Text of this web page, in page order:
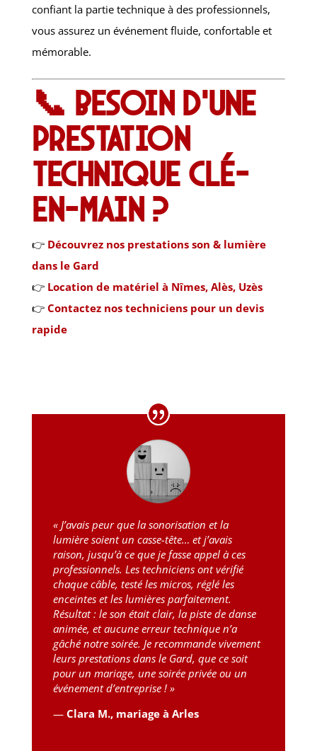
confiant la partie technique à des professionnels,
vous assurez un événement fluide, confortable et
mémorable.
📞 Besoin d’une
prestation
technique clé-
en-main ?
👉 Découvrez nos prestations son & lumière
dans le Gard
👉 Location de matériel à Nîmes, Alès, Uzès
👉 Contactez nos techniciens pour un devis
rapide
« J’avais peur que la sonorisation et la
lumière soient un casse-tête… et j’avais
raison, jusqu’à ce que je fasse appel à ces
professionnels. Les techniciens ont vérifié
chaque câble, testé les micros, réglé les
enceintes et les lumières parfaitement.
Résultat : le son était clair, la piste de danse
animée, et aucune erreur technique n’a
gâché notre soirée. Je recommande vivement
leurs prestations dans le Gard, que ce soit
pour un mariage, une soirée privée ou un
événement d’entreprise ! »
— Clara M., mariage à Arles